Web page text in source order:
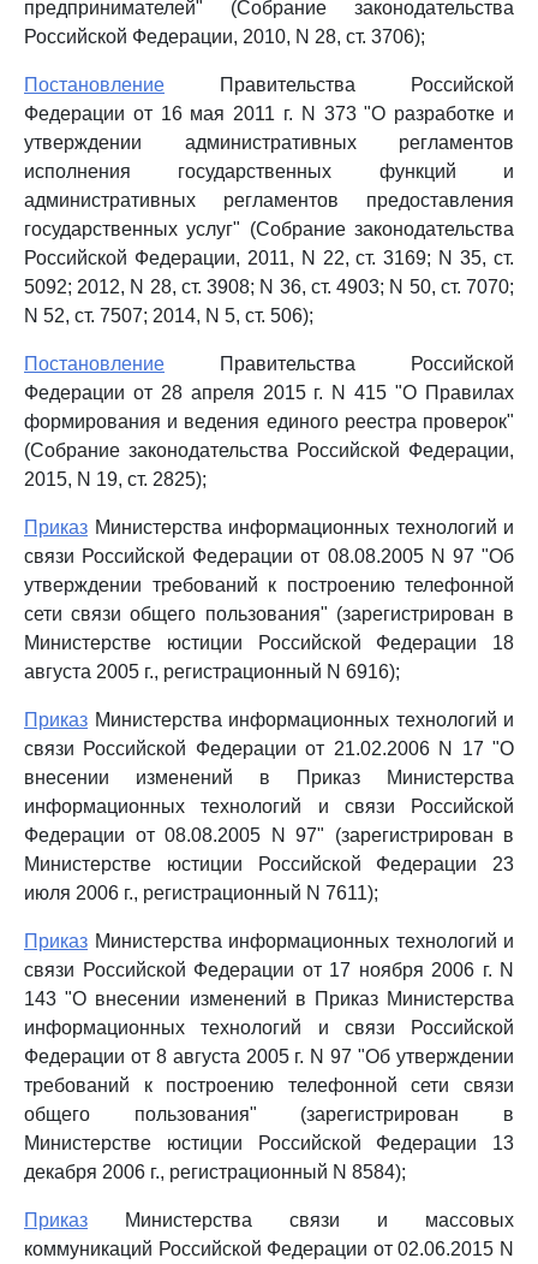
предпринимателей" (Собрание законодательства
Российской Федерации, 2010, N 28, ст. 3706);
Постановление Правительства Российской
Федерации от 16 мая 2011 г. N 373 "О разработке и
утверждении административных регламентов
исполнения государственных функций и
административных регламентов предоставления
государственных услуг" (Собрание законодательства
Российской Федерации, 2011, N 22, ст. 3169; N 35, ст.
5092; 2012, N 28, ст. 3908; N 36, ст. 4903; N 50, ст. 7070;
N 52, ст. 7507; 2014, N 5, ст. 506);
Постановление Правительства Российской
Федерации от 28 апреля 2015 г. N 415 "О Правилах
формирования и ведения единого реестра проверок"
(Собрание законодательства Российской Федерации,
2015, N 19, ст. 2825);
Приказ Министерства информационных технологий и
связи Российской Федерации от 08.08.2005 N 97 "Об
утверждении требований к построению телефонной
сети связи общего пользования" (зарегистрирован в
Министерстве юстиции Российской Федерации 18
августа 2005 г., регистрационный N 6916);
Приказ Министерства информационных технологий и
связи Российской Федерации от 21.02.2006 N 17 "О
внесении изменений в Приказ Министерства
информационных технологий и связи Российской
Федерации от 08.08.2005 N 97" (зарегистрирован в
Министерстве юстиции Российской Федерации 23
июля 2006 г., регистрационный N 7611);
Приказ Министерства информационных технологий и
связи Российской Федерации от 17 ноября 2006 г. N
143 "О внесении изменений в Приказ Министерства
информационных технологий и связи Российской
Федерации от 8 августа 2005 г. N 97 "Об утверждении
требований к построению телефонной сети связи
общего пользования" (зарегистрирован в
Министерстве юстиции Российской Федерации 13
декабря 2006 г., регистрационный N 8584);
Приказ Министерства связи и массовых
коммуникаций Российской Федерации от 02.06.2015 N